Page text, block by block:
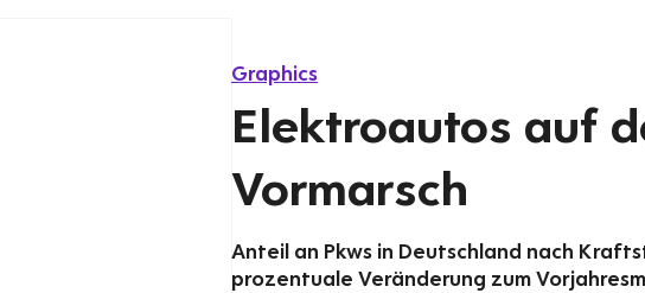
Graphics
Elektroautos auf
Vormarsch
Anteil an Pkws in Deutschland nach
prozentuale Veränderung zum